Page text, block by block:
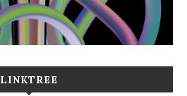
LINKTREE